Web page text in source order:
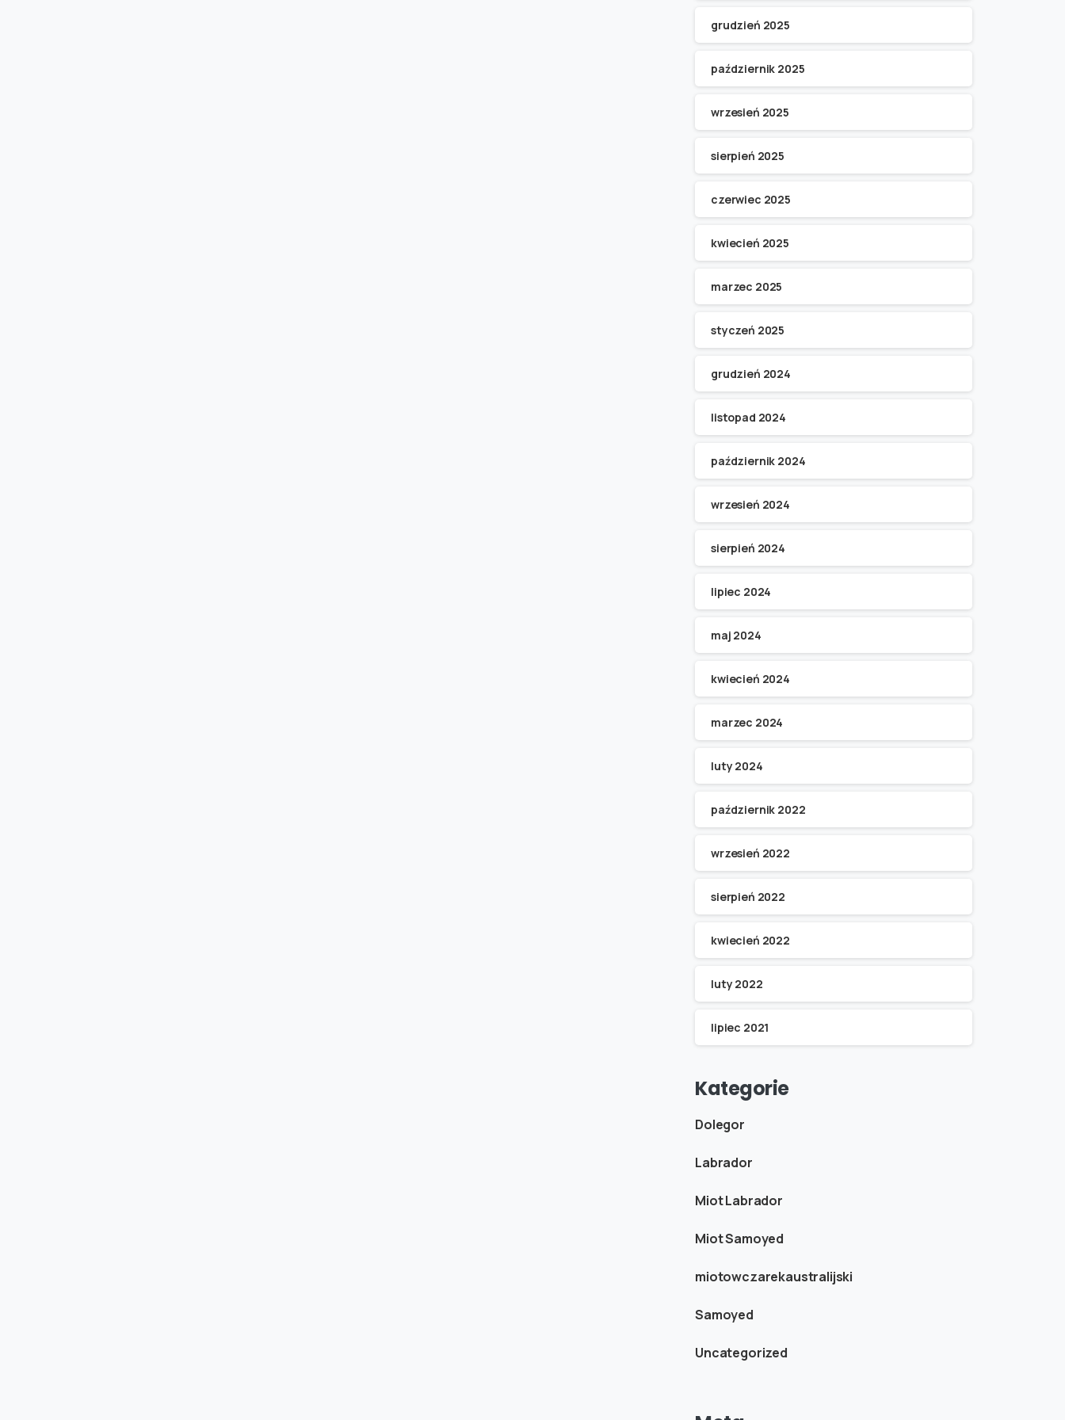
grudzień 2025
październik 2025
wrzesień 2025
sierpień 2025
czerwiec 2025
kwiecień 2025
marzec 2025
styczeń 2025
grudzień 2024
listopad 2024
październik 2024
wrzesień 2024
sierpień 2024
lipiec 2024
maj 2024
kwiecień 2024
marzec 2024
luty 2024
październik 2022
wrzesień 2022
sierpień 2022
kwiecień 2022
luty 2022
lipiec 2021
Kategorie
Dolegor
Labrador
Miot Labrador
Miot Samoyed
miotowczarekaustralijski
Samoyed
Uncategorized